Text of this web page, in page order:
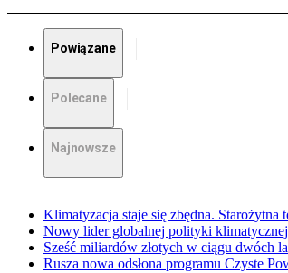
Powiązane
Polecane
Najnowsze
Klimatyzacja staje się zbędna. Starożytna
Nowy lider globalnej polityki
Sześć miliardów złotych w ciągu dwóch
Rusza nowa odsłona programu Czyste